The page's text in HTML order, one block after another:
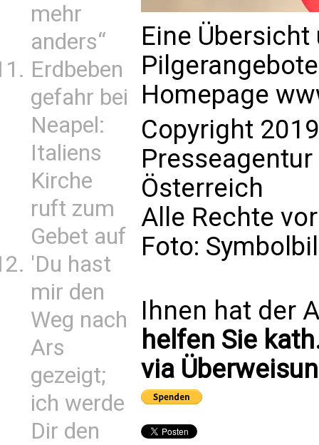
mehr
anders“
Erdbeben
gefahr bei
Neapel:
Italiens
Kirche
ruft zum
Gebet auf
'Du hast
mir den
Weg nach
Ars
gezeigt;
ich werde
Dir den
Eine
Homepage
Copyright
Presseagentur
Österreich
Alle Rechte
Foto:
Ihnen hat der
helfen Sie
via